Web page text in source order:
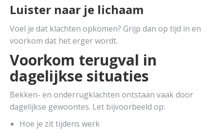
Luister naar je lichaam
Voel je dat klachten opkomen? Grijp dan op tijd in en
voorkom dat het erger wordt.
Voorkom terugval in
dagelijkse situaties
Bekken- en onderrugklachten ontstaan vaak door
dagelijkse gewoontes. Let bijvoorbeeld op:
Hoe je zit tijdens werk